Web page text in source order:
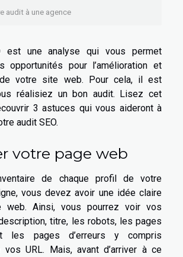
audit à une agence
est une analyse qui vous permet
opportunités pour l’amélioration et
de votre site web. Pour cela, il est
réalisiez un bon audit. Lisez cet
3 astuces qui vous aideront à
audit SEO.
votre page web
de chaque profil de votre
vous devez avoir une idée claire
web. Ainsi, vous pourrez voir vos
titre, les robots, les pages
les pages d’erreurs y compris
vos URL. Mais, avant d’arriver à ce